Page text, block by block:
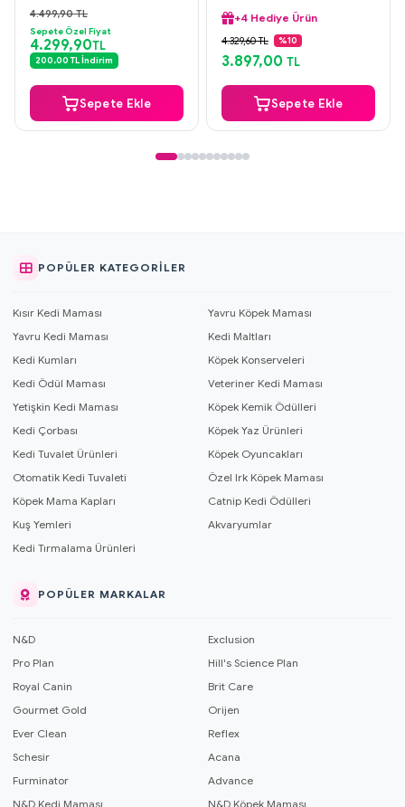
Güvenli Ödeme
Aynı Gün Kargo
4.499,90 TL
Sepete Özel Fiyat
4.299,90TL
200,00 TL İndirim
Sepete Ekle
+4 Hediye Ürün
Aynı Gün Kargo
Orijinal Ürün
Güvenli Ödeme
4.329,60 TL %10
3.897,00 TL
Sepete Ekle
POPÜLER KATEGORILER
Kısır Kedi Maması
Yavru Köpek Maması
Yavru Kedi Maması
Kedi Maltları
Kedi Kumları
Köpek Konserveleri
Kedi Ödül Maması
Veteriner Kedi Maması
Yetişkin Kedi Maması
Köpek Kemik Ödülleri
Kedi Çorbası
Köpek Yaz Ürünleri
Kedi Tuvalet Ürünleri
Köpek Oyuncakları
Otomatik Kedi Tuvaleti
Özel Irk Köpek Maması
Köpek Mama Kapları
Catnip Kedi Ödülleri
Kuş Yemleri
Akvaryumlar
Kedi Tırmalama Ürünleri
POPÜLER MARKALAR
N&D
Exclusion
Pro Plan
Hill's Science Plan
Royal Canin
Brit Care
Gourmet Gold
Orijen
Ever Clean
Reflex
Schesir
Acana
Furminator
Advance
N&D Kedi Maması
N&D Köpek Maması